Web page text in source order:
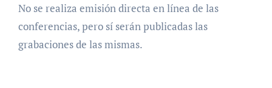
No se realiza emisión directa en línea de las
conferencias, pero sí serán publicadas las
grabaciones de las mismas.